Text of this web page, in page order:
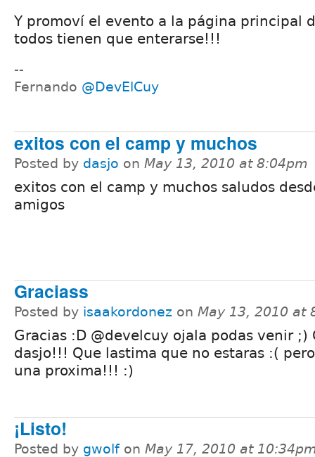
Y promoví el evento a la página principal
todos tienen que enterarse!!!
--
Fernando @DevElCuy
exitos con el camp y muchos
Posted by dasjo on May 13, 2010 at 8:04pm
exitos con el camp y muchos saludos
amigos
Graciass
Posted by isaakordonez on May 13, 2010 at
Gracias :D @develcuy ojala podas venir ;)
dasjo!!! Que lastima que no estaras :(
una proxima!!! :)
¡Listo!
Posted by gwolf on May 17, 2010 at